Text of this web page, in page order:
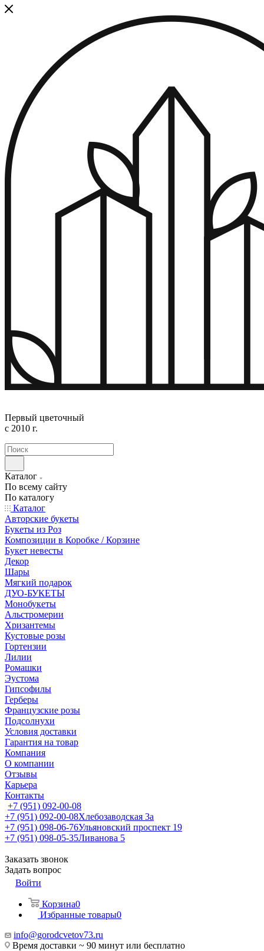
Первый цветочный
с 2010 г.
Каталог
По всему сайту
По каталогу
Каталог
Авторские букеты
Букеты из Роз
Композиции в Коробке / Корзине
Букет невесты
Декор
Шары
Мягкий подарок
ДУО-БУКЕТЫ
Монобукеты
Альстромерии
Хризантемы
Кустовые розы
Гортензии
Лилии
Ромашки
Эустома
Гипсофилы
Герберы
Французские розы
Подсолнухи
Условия доставки
Гарантия на товар
Компания
О компании
Отзывы
Карьера
Контакты
+7 (951) 092-00-08
+7 (951) 092-00-08Хлебозаводская 3а
+7 (951) 098-06-76Ульяновский проспект 19
+7 (951) 098-05-35Ливанова 5
Заказать звонок
Задать вопрос
Войти
Корзина0
Избранные товары0
info@gorodcvetov73.ru
Время доставки ~ 90 минут или бесплатно